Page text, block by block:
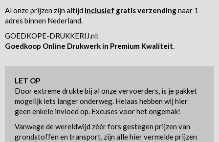
Al onze prijzen zijn altijd inclusief gratis verzendingnaar 1
adres binnen Nederland.
GOEDKOPE-DRUKKERIJ.nl:
Goedkoop Online Drukwerk in Premium Kwaliteit.
LET OP
Door extreme drukte bij al onze vervoerders, is je pakket
mogelijk iets langer onderweg. Helaas hebben wij hier
geen enkele invloed op. Excuses voor het ongemak!
Vanwege de wereldwijd zéér fors gestegen prijzen van
grondstoffen en transport, zijn alle hier vermelde prijzen